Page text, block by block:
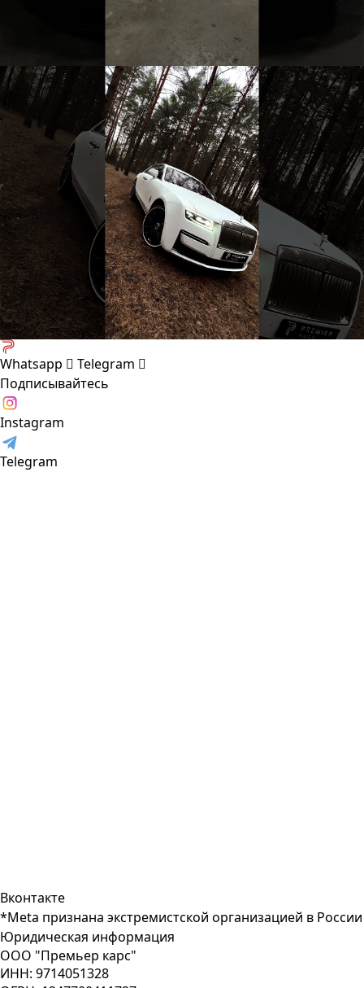
Whatsapp
Telegram
Подписывайтесь
Instagram
Telegram
Вконтакте
*Meta признана экстремистcкой организацией в России
Юридическая информация
ООО "Премьер карс"
ИНН: 9714051328